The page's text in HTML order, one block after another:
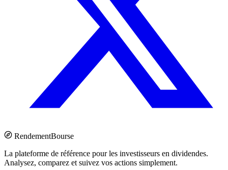
RendementBourse
La plateforme de référence pour les investisseurs en dividendes.
Analysez, comparez et suivez vos actions simplement.